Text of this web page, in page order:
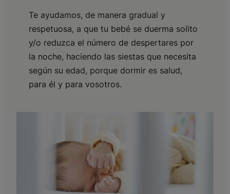
Te ayudamos, de manera gradual y
respetuosa, a que tu bebé se duerma solito
y/o reduzca el número de despertares por
la noche, haciendo las siestas que necesita
según su edad, porque dormir es salud,
para él y para vosotros.